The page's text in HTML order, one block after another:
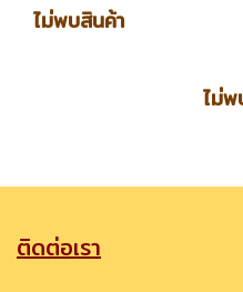
ไม่พบสินค้า
ไม่
ติดต่อเรา